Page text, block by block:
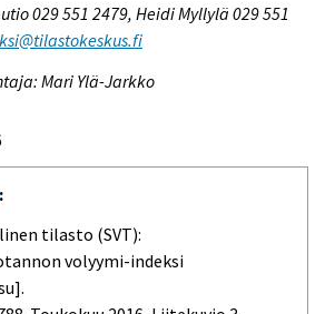
029 551 2479, Heidi Myllylä 029 551
Mari Ylä-Jarkko
:
tilasto (SVT):
volyymi-indeksi